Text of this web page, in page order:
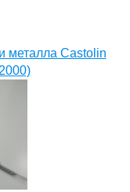
металла Castolin